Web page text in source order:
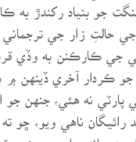
جو بنياد رکندڙ
پارٽي جي ڪارڪنن به
ڪردار آخري ڏينهن
نه هئي، جنهن
اڄ به سانڍيو اچن،